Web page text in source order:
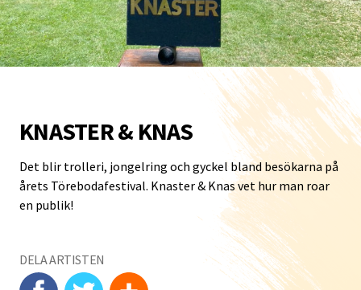
KNASTER & KNAS
Det blir trolleri, jongelring och gyckel bland besökarna på
årets Törebodafestival. Knaster & Knas vet hur man roar
en publik!
DELA ARTISTEN